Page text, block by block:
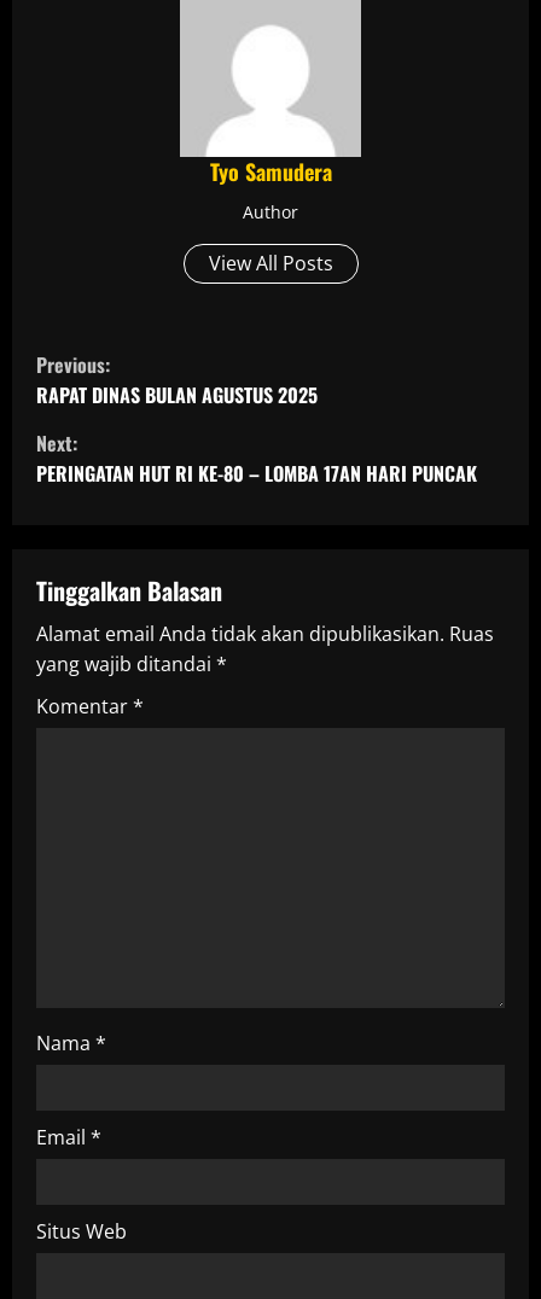
Tyo Samudera
Author
View All Posts
C
o
n
n
u
e
n
g
Previous:
RAPAT DINAS BULAN AGUSTUS 2025
Next:
PERINGATAN HUT RI KE-80 – LOMBA 17AN HARI PUNCAK
Tinggalkan Balasan
Alamat email Anda tidak akan dipublikasikan. Ruas
yang wajib ditandai *
Komentar*
Nama *
Email *
Situs Web